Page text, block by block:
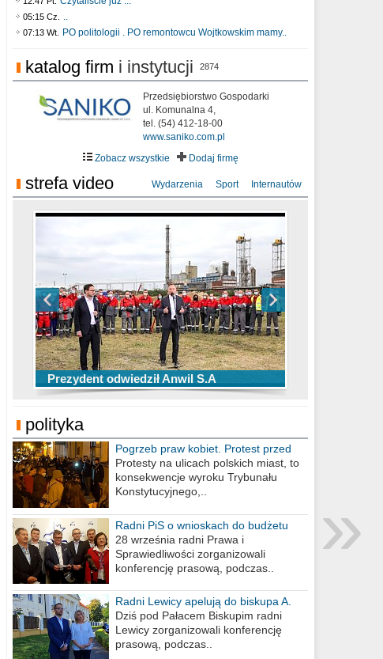
05:15 Cz. ..
07:13 Wt. PO politologii . PO remontowcu Wojtkowskim mamy..
katalog firm i instytucji 2874
Przedsiębiorstwo Gospodarki
ul. Komunalna 4,
tel. (54) 412-18-00
www.saniko.com.pl
Zobacz wszystkie
Dodaj firmę
strefa video Wydarzenia Sport Internautów
Prezydent odwiedził Anwil S.A
TOP 10 przechwytów Anwilu Włocławek
w EBL w sezonie 2019/2020
TOP 5 rzutów Anwilu Włocławek w BCL
w sezonie 2019/2020
Ni To Ponk - W oczach mamy strach
sixf33t .Last Year DRONE FOOTAGE
Włocławek
XXIII Sesja Rady Miasta Włocławek VIII
kadencji w dniu 09.06.2020 r.
polityka
Pogrzeb praw kobiet. Protest przed
biurem poselskim PiS
Protesty na ulicach polskich miast, to
konsekwencje wyroku Trybunału
Konstytucyjnego,..
Radni PiS o wnioskach do budżetu
miasta na 2021 rok
28 września radni Prawa i
Sprawiedliwości zorganizowali
konferencję prasową, podczas..
Radni Lewicy apelują do biskupa A.
Wiesława Meringa
Dziś pod Pałacem Biskupim radni
Lewicy zorganizowali konferencję
prasową, podczas..
»